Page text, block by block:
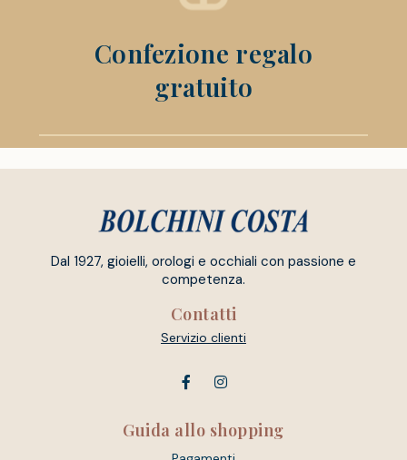
Confezione regalo
gratuito
Dal 1927, gioielli, orologi e occhiali con passione e
competenza.
Contatti
Servizio clienti
Guida allo shopping